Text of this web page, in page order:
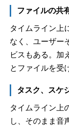
ファイルの共
タイムライン上
なく、ユーザー
ビスもある。加
とファイルを受
タスク、スケ
タイムライン上
し、そのまま音